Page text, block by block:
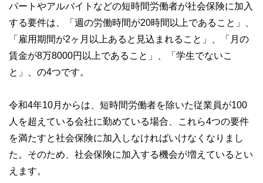
執筆者・監修者による執筆体制を築くことで、内容のわかり
やすさはもちろんのこと、読み応えのあるコンテンツと確か
な情報発信を実現しています。
コンシェルジュを目指します。
パートやアルバイトなどの短時間労働者が社会保険に加入
する要件は、「週の労働時間が20時間以上であること」、
「雇用期間が2ヶ月以上あると見込まれること」、「月の
賃金が8万8000円以上であること」、「学生でないこ
と」、の4つです。
令和4年10月からは、短時間労働者を除いた従業員が100
人を超えている会社に勤めている場合、これら4つの要件
を満たすと社会保険に加入しなければいけなくなりまし
た。そのため、社会保険に加入する機会が増えているとい
えます。